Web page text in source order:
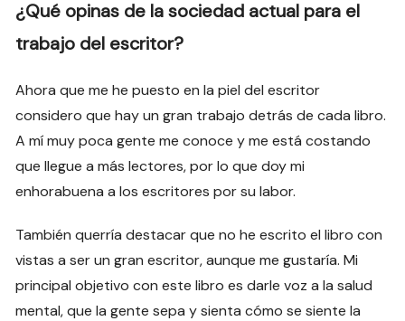
¿Qué opinas de la sociedad actual para el
trabajo del escritor?
Ahora que me he puesto en la piel del escritor
considero que hay un gran trabajo detrás de cada libro.
A mí muy poca gente me conoce y me está costando
que llegue a más lectores, por lo que doy mi
enhorabuena a los escritores por su labor.
También querría destacar que no he escrito el libro con
vistas a ser un gran escritor, aunque me gustaría. Mi
principal objetivo con este libro es darle voz a la salud
mental, que la gente sepa y sienta cómo se siente la